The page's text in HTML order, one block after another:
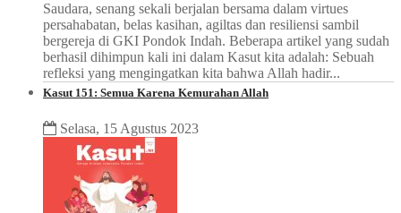
Saudara, senang sekali berjalan bersama dalam virtues
persahabatan, belas kasihan, agiltas dan resiliensi sambil
bergereja di GKI Pondok Indah. Beberapa artikel yang sudah
berhasil dihimpun kali ini dalam Kasut kita adalah: Sebuah
refleksi yang mengingatkan kita bahwa Allah hadir...
Kasut 151: Semua Karena Kemurahan Allah
Selasa, 15 Agustus 2023